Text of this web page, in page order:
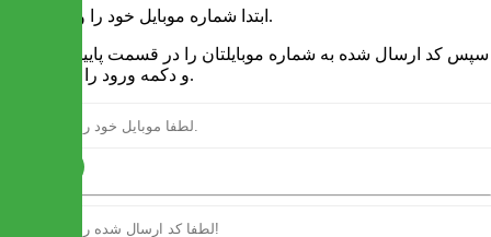
1 - ابتدا شماره موبایل خود را وارد کنید.
و دکمه ورود را انتخاب کنید.